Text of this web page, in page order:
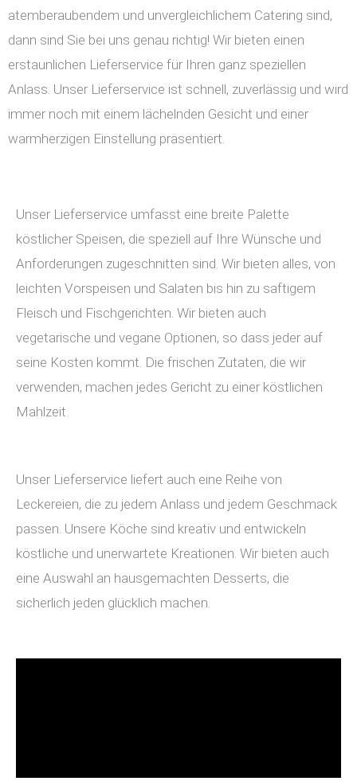
atemberaubendem und unvergleichlichem Catering sind,
dann sind Sie bei uns genau richtig! Wir bieten einen
erstaunlichen Lieferservice für Ihren ganz speziellen
Anlass. Unser Lieferservice ist schnell, zuverlässig und wird
immer noch mit einem lächelnden Gesicht und einer
warmherzigen Einstellung präsentiert.
Unser Lieferservice umfasst eine breite Palette
köstlicher Speisen, die speziell auf Ihre Wünsche und
Anforderungen zugeschnitten sind. Wir bieten alles, von
leichten Vorspeisen und Salaten bis hin zu saftigem
Fleisch und Fischgerichten. Wir bieten auch
vegetarische und vegane Optionen, so dass jeder auf
seine Kosten kommt. Die frischen Zutaten, die wir
verwenden, machen jedes Gericht zu einer köstlichen
Mahlzeit.
Unser Lieferservice liefert auch eine Reihe von
Leckereien, die zu jedem Anlass und jedem Geschmack
passen. Unsere Köche sind kreativ und entwickeln
köstliche und unerwartete Kreationen. Wir bieten auch
eine Auswahl an hausgemachten Desserts, die
sicherlich jeden glücklich machen.